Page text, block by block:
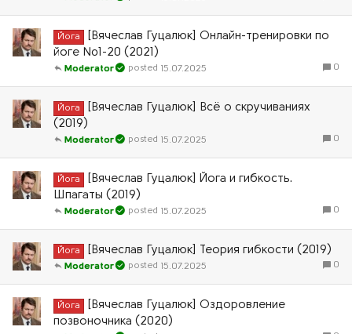
Йога
[Вячеслав Гуцалюк] Онлайн-тренировки по
йоге №1-20 (2021)
0
15.07.2025
Moderator
Йога
[Вячеслав Гуцалюк] Всё о скручиваниях
(2019)
0
15.07.2025
Moderator
Йога
[Вячеслав Гуцалюк] Йога и гибкость.
Шпагаты (2019)
0
15.07.2025
Moderator
Йога [Вячеслав Гуцалюк] Теория гибкости (2019)
0
15.07.2025
Moderator
Йога
[Вячеслав Гуцалюк] Оздоровление
позвоночника (2020)